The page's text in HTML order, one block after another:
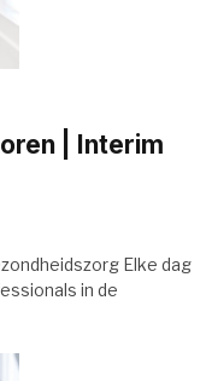
| Interim
Elke dag
in de